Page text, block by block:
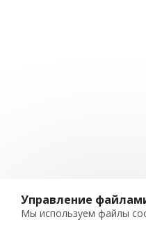
Управление
Мы используем файлы